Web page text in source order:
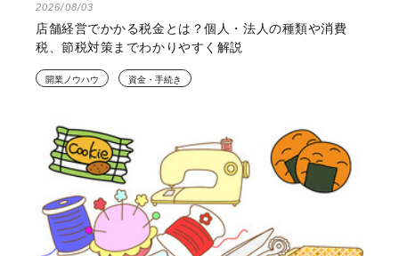
2026/08/03
店舗経営でかかる税金とは？個人・法人の種類や消費
税、節税対策までわかりやすく解説
開業ノウハウ 資金・手続き